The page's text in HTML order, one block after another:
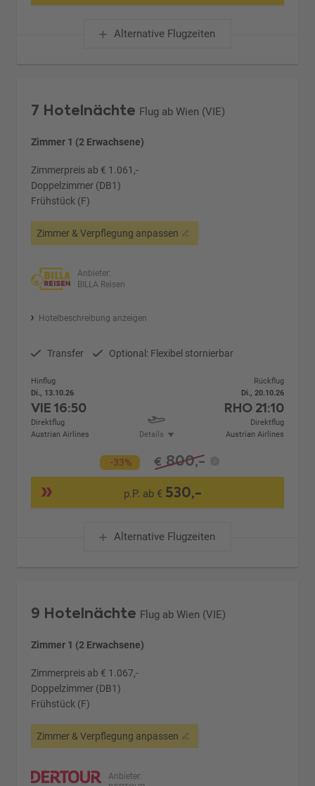
Alternative Flugzeiten
7 Hotelnächte Flug ab Wien (VIE)
Zimmer 1 (2 Erwachsene)
Zimmerpreis ab € 1.061,-
Doppelzimmer (DB1)
Frühstück (F)
Zimmer & Verpflegung anpassen
Anbieter:
BILLA Reisen
Hotelbeschreibung anzeigen
Transfer Optional: Flexibel stornierbar
Hinflug
Di., 13.10.26
VIE16:50
Direktflug
Austrian Airlines
Details
Rückflug
Di., 20.10.26
RHO 21:10
Direktflug
Austrian Airlines
-33% € 800,-
p.P. ab € 530,-
Alternative Flugzeiten
9 Hotelnächte Flug ab Wien (VIE)
Zimmer 1 (2 Erwachsene)
Zimmerpreis ab € 1.067,-
Doppelzimmer (DB1)
Frühstück (F)
Zimmer & Verpflegung anpassen
Anbieter: